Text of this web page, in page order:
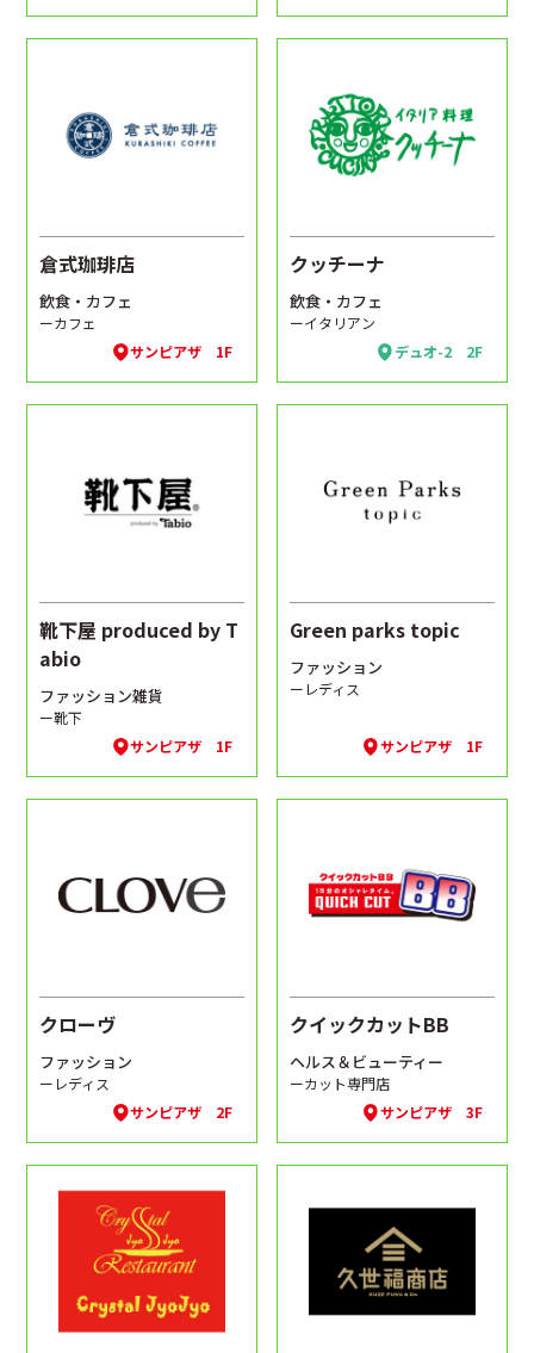
倉式珈琲店
飲食・カフェ
ーカフェ
サンピアザ 1F
クッチーナ
飲食・カフェ
ーイタリアン
デュオ-2 2F
靴下屋 produced by T
abio
ファッション雑貨
ー靴下
サンピアザ 1F
Green parks topic
ファッション
ーレディス
サンピアザ 1F
クローヴ
ファッション
ーレディス
サンピアザ 2F
クイックカットBB
ヘルス＆ビューティー
ーカット専門店
サンピアザ 3F